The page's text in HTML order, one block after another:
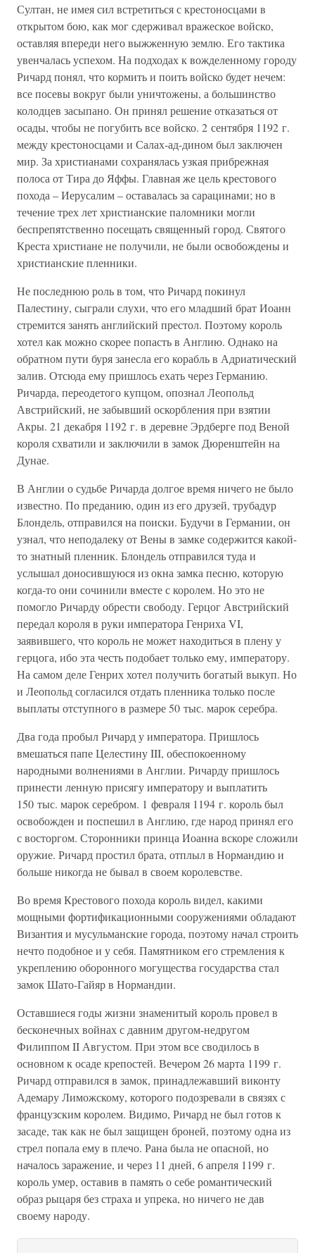
Султан, не имея сил встретиться с крестоносцами в
открытом бою, как мог сдерживал вражеское войско,
оставляя впереди него выжженную землю. Его тактика
увенчалась успехом. На подходах к вожделенному городу
Ричард понял, что кормить и поить войско будет нечем:
все посевы вокруг были уничтожены, а большинство
колодцев засыпано. Он принял решение отказаться от
осады, чтобы не погубить все войско. 2 сентября 1192 г.
между крестоносцами и Салах-ад-дином был заключен
мир. За христианами сохранялась узкая прибрежная
полоса от Тира до Яффы. Главная же цель крестового
похода – Иерусалим – оставалась за сарацинами; но в
течение трех лет христианские паломники могли
беспрепятственно посещать священный город. Святого
Креста христиане не получили, не были освобождены и
христианские пленники.
Не последнюю роль в том, что Ричард покинул
Палестину, сыграли слухи, что его младший брат Иоанн
стремится занять английский престол. Поэтому король
хотел как можно скорее попасть в Англию. Однако на
обратном пути буря занесла его корабль в Адриатический
залив. Отсюда ему пришлось ехать через Германию.
Ричарда, переодетого купцом, опознал Леопольд
Австрийский, не забывший оскорбления при взятии
Акры. 21 декабря 1192 г. в деревне Эрдберге под Веной
короля схватили и заключили в замок Дюренштейн на
Дунае.
В Англии о судьбе Ричарда долгое время ничего не было
известно. По преданию, один из его друзей, трубадур
Блондель, отправился на поиски. Будучи в Германии, он
узнал, что неподалеку от Вены в замке содержится какой-
то знатный пленник. Блондель отправился туда и
услышал доносившуюся из окна замка песню, которую
когда-то они сочинили вместе с королем. Но это не
помогло Ричарду обрести свободу. Герцог Австрийский
передал короля в руки императора Генриха VI,
заявившего, что король не может находиться в плену у
герцога, ибо эта честь подобает только ему, императору.
На самом деле Генрих хотел получить богатый выкуп. Но
и Леопольд согласился отдать пленника только после
выплаты отступного в размере 50 тыс. марок серебра.
Два года пробыл Ричард у императора. Пришлось
вмешаться папе Целестину III, обеспокоенному
народными волнениями в Англии. Ричарду пришлось
принести ленную присягу императору и выплатить
150 тыс. марок серебром. 1 февраля 1194 г. король был
освобожден и поспешил в Англию, где народ принял его
с восторгом. Сторонники принца Иоанна вскоре сложили
оружие. Ричард простил брата, отплыл в Нормандию и
больше никогда не бывал в своем королевстве.
Во время Крестового похода король видел, какими
мощными фортификационными сооружениями обладают
Византия и мусульманские города, поэтому начал строить
нечто подобное и у себя. Памятником его стремления к
укреплению оборонного могущества государства стал
замок Шато-Гайяр в Нормандии.
Оставшиеся годы жизни знаменитый король провел в
бесконечных войнах с давним другом-недругом
Филиппом II Августом. При этом все сводилось в
основном к осаде крепостей. Вечером 26 марта 1199 г.
Ричард отправился в замок, принадлежавший виконту
Адемару Лиможскому, которого подозревали в связях с
французским королем. Видимо, Ричард не был готов к
засаде, так как не был защищен броней, поэтому одна из
стрел попала ему в плечо. Рана была не опасной, но
началось заражение, и через 11 дней, 6 апреля 1199 г.
король умер, оставив в память о себе романтический
образ рыцаря без страха и упрека, но ничего не дав
своему народу.